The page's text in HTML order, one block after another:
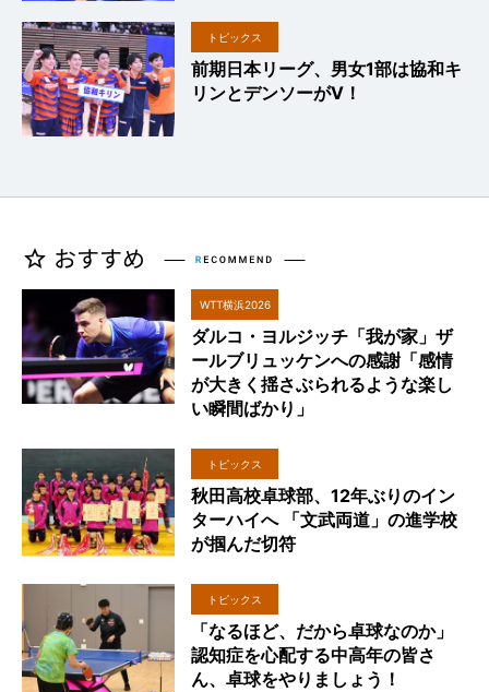
トピックス
前期日本リーグ、男女1部は協和キ
リンとデンソーがV！
WTT横浜2026
ダルコ・ヨルジッチ「我が家」ザ
ールブリュッケンへの感謝「感情
が大きく揺さぶられるような楽し
い瞬間ばかり」
トピックス
秋田高校卓球部、12年ぶりのイン
ターハイへ 「文武両道」の進学校
が掴んだ切符
トピックス
「なるほど、だから卓球なのか」
認知症を心配する中高年の皆さ
ん、卓球をやりましょう！